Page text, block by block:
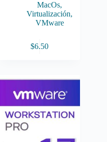
MacOs,
Virtualización,
VMware
$6.50